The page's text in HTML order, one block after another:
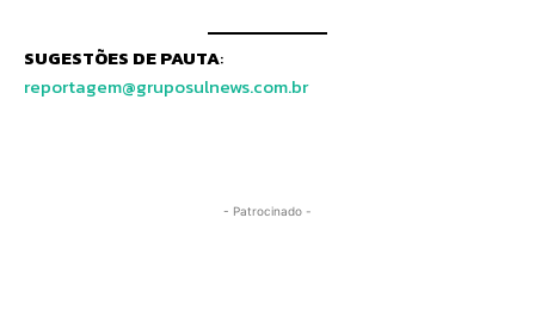
SUGESTÕES DE PAUTA:
reportagem@gruposulnews.com.br
- Patrocinado -